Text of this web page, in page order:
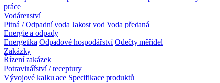
práce
Vodárenství
Pitná / Odpadní voda Jakost vod Voda předaná
Energie a odpady
Energetika Odpadové hospodářství Odečty měřidel
Zakázky
Řízení zakázek
Potravinářství / receptury
Vývojové kalkulace Specifikace produktů